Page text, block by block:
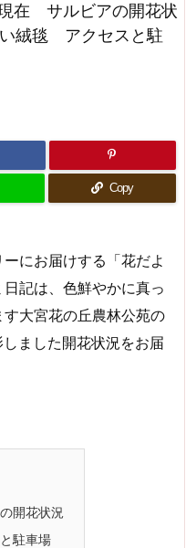
現在 サルビアの開花状
絨毯 アクセスと駐
Copy
にお届けする「花だよ
記は、色鮮やかに真っ
大宮花の丘農林公苑の
ました開花状況をお届
開花状況
駐車場